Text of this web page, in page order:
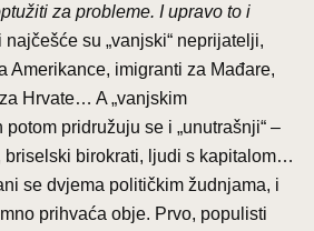
za probleme. I upravo to i
su „vanjski“ neprijatelji,
Amerikance, imigranti za Mađare,
Hrvate… A „vanjskim
pridružuju se i „unutrašnji“ –
briselski birokrati, ljudi s kapitalom…
se dvjema političkim žudnjama, i
prihvaća obje. Prvo, populisti